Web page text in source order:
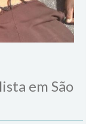
em São